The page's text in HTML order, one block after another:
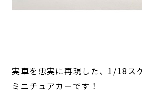
実車を忠実に再現した、1/18ス
ミニチュアカーです！